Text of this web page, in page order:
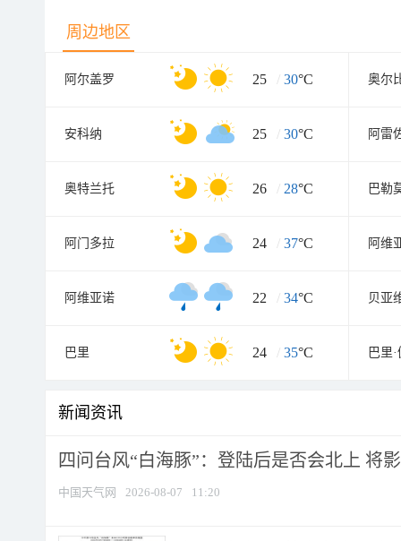
周边地区
阿尔盖罗 25 / 30°C 奥尔
安科纳 25 / 30°C 阿雷
奥特兰托 26 / 28°C 巴勒
阿门多拉 24 / 37°C 阿维
阿维亚诺 22 / 34°C 贝亚
巴里 24 / 35°C 巴里
新闻资讯
四问台风“白海豚”：登陆后是否会北上 将
中国天气网 2026-08-07 11:20